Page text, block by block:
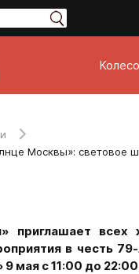
приглашает
в честь
мая с 11:00 до